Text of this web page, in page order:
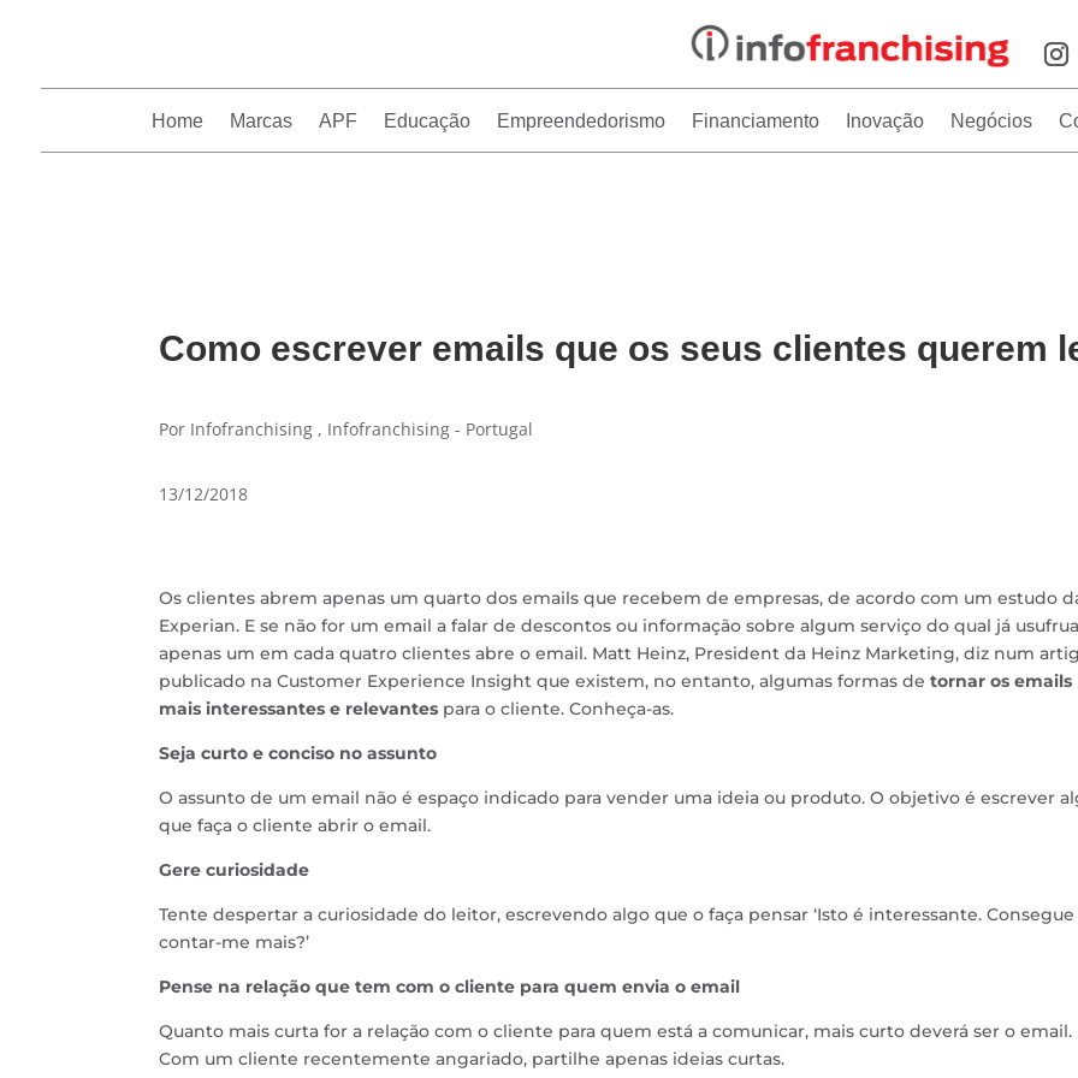
Home Marcas APF Educação Empreendedorismo Financiamento Inovação Negócios
Como escrever emails que os seus clientes querem
Por Infofranchising , Infofranchising - Portugal
13/12/2018
Os clientes abrem apenas um quarto dos emails que recebem de empresas, de acordo com um estudo
Experian. E se não for um email a falar de descontos ou informação sobre algum serviço do qual já
apenas um em cada quatro clientes abre o email. Matt Heinz, President da Heinz Marketing, diz num
publicado na Customer Experience Insight que existem, no entanto, algumas formas de tornar os emails
mais interessantes e relevantes para o cliente. Conheça-as.
Seja curto e conciso no assunto
O assunto de um email não é espaço indicado para vender uma ideia ou produto. O objetivo é escrever
que faça o cliente abrir o email.
Gere curiosidade
Tente despertar a curiosidade do leitor, escrevendo algo que o faça pensar ‘Isto é interessante. Consegue
contar-me mais?’
Pense na relação que tem com o cliente para quem envia o email
Quanto mais curta for a relação com o cliente para quem está a comunicar, mais curto deverá ser o email.
Com um cliente recentemente angariado, partilhe apenas ideias curtas.